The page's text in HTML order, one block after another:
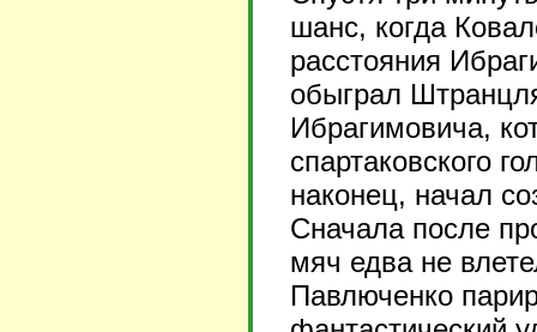
шанс, когда
расстояния
обыграл
Ибрагимовича,
спартаковского
наконец, начал
Сначала после
мяч едва не
Павлюченко